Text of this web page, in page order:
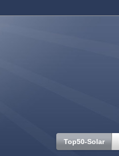
Top50-Solar